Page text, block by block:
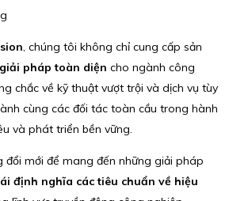
, chúng tôi không chỉ cung cấp sản
giải pháp toàn diện cho ngành công
chắc về kỹ thuật vượt trội và dịch vụ tùy
cùng các đối tác toàn cầu trong hành
và phát triển bền vững.
đổi mới để mang đến những giải pháp
định nghĩa các tiêu chuẩn về hiệu